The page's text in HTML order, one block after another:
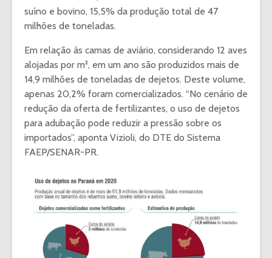
suíno e bovino, 15,5% da produção total de 47
milhões de toneladas.
Em relação às camas de aviário, considerando 12 aves
alojadas por m², em um ano são produzidos mais de
14,9 milhões de toneladas de dejetos. Deste volume,
apenas 20,2% foram comercializados. “No cenário de
redução da oferta de fertilizantes, o uso de dejetos
para adubação pode reduzir a pressão sobre os
importados”, aponta Vizioli, do DTE do Sistema
FAEP/SENAR-PR.